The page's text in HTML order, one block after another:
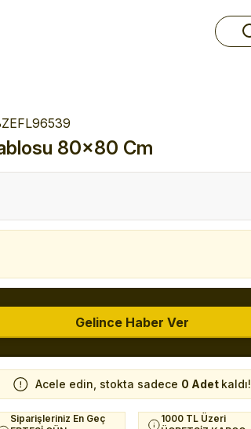
80x80 Cm
Gelince Haber Ver
Acele edin, stokta sadece 0 Adet kaldı!
Siparişleriniz En Geç
1000 TL Üzeri